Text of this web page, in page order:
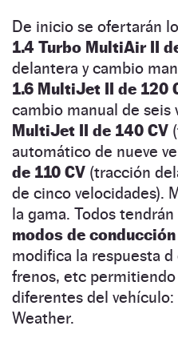
De inicio se ofertarán
1.4 Turbo MultiAir II
delantera y cambio
1.6 MultiJet II de 120
cambio manual de seis
MultiJet II de 140 CV
automático de nueve
de 110 CV (tracción
de cinco velocidades).
la gama. Todos
modos de
modifica la respuesta
frenos, etc
diferentes del
Weather.